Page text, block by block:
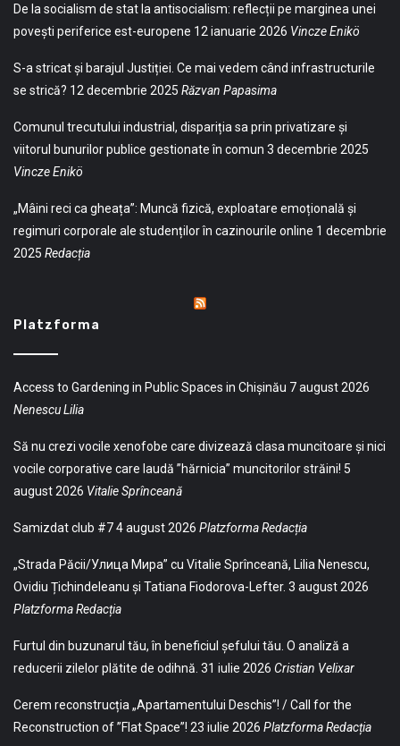
De la socialism de stat la antisocialism: reflecții pe marginea unei
povești periferice est-europene 12 ianuarie 2026 Vincze Enikö
S-a stricat și barajul Justiției. Ce mai vedem când infrastructurile
se strică? 12 decembrie 2025 Răzvan Papasima
Comunul trecutului industrial, dispariția sa prin privatizare și
viitorul bunurilor publice gestionate în comun 3 decembrie 2025
Vincze Enikö
„Mâini reci ca gheața”: Muncă fizică, exploatare emoțională și
regimuri corporale ale studenților în cazinourile online 1 decembrie
2025 Redacția
Platzforma
Access to Gardening in Public Spaces in Chișinău 7 august 2026
Nenescu Lilia
Să nu crezi vocile xenofobe care divizează clasa muncitoare și nici
vocile corporative care laudă ”hărnicia” muncitorilor străini! 5
august 2026 Vitalie Sprînceană
Samizdat club #74 august 2026 Platzforma Redacția
„Strada Păcii/Улица Мира” cu Vitalie Sprînceană, Lilia Nenescu,
Ovidiu Țichindeleanu și Tatiana Fiodorova-Lefter. 3 august 2026
Platzforma Redacția
Furtul din buzunarul tău, în beneficiul șefului tău. O analiză a
reducerii zilelor plătite de odihnă. 31 iulie 2026 Cristian Velixar
Cerem reconstrucția „Apartamentului Deschis”! / Call for the
Reconstruction of ”Flat Space”! 23 iulie 2026 Platzforma Redacția